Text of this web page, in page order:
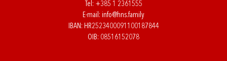
Tel: +385 1 2361555
E-mail: info@hns.family
IBAN: HR2523400091100187844
OIB: 08516152078